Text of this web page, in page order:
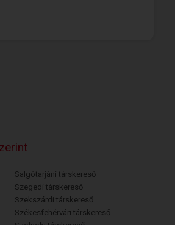
Salgótarjáni társkereső
Szegedi társkereső
Szekszárdi társkereső
Székesfehérvári társkereső